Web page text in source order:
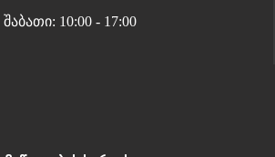
შაბათი: 10:00 - 17:00